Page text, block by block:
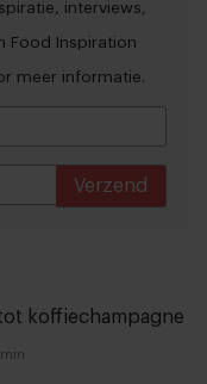
interviews,
Food Inspiration
meer informatie.
Verzend
koffiechampagne